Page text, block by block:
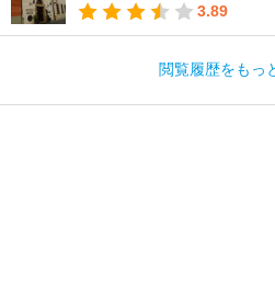
3.89
閲覧履歴をもっ